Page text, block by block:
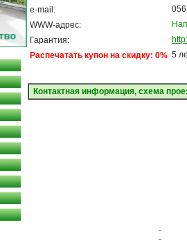
e-mail:
WWW-адрес:
Гарантия:
Распечатать купон на скидку: 0% 5
Контактная информация, схема
-
-